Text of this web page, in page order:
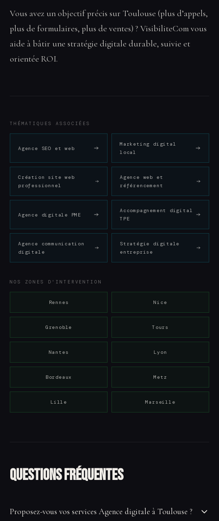
Vous avez un objectif précis sur Toulouse (plus d’appels,
plus de formulaires, plus de ventes) ? VisibiliteCom vous
aide à bâtir une stratégie digitale durable, suivie et
orientée ROI.
THÉMATIQUES ASSOCIÉES
Agence SEO et web
Marketing digital
local
Création site web
professionnel
Agence web et
référencement
Agence digitale PME
Accompagnement digital
TPE
Agence communication
digitale
Stratégie digitale
entreprise
NOS ZONES D'INTERVENTION
Rennes Nice
Grenoble Tours
Nantes Lyon
Bordeaux Metz
Lille Marseille
Questions fréquentes
Proposez-vous vos services Agence digitale à Toulouse ?